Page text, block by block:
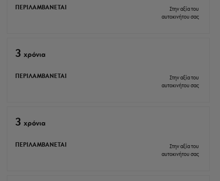
ΠΕΡΙΛΑΜΒΑΝΕΤΑΙ
Στην αξία του
αυτοκινήτου σας
3 xρόνια
ΠΕΡΙΛΑΜΒΑΝΕΤΑΙ
Στην αξία του
αυτοκινήτου σας
3 xρόνια
ΠΕΡΙΛΑΜΒΑΝΕΤΑΙ
Στην αξία του
αυτοκινήτου σας